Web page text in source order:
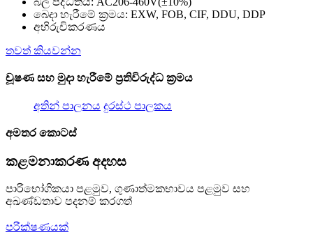
බෙදා හැරීමේ ක්‍රමය: EXW, FOB, CIF, DDU, DDP
අභිරුචිකරණය
තවත් කියවන්න
චූෂණ සහ මුදා හැරීමේ ප්‍රතිවිරුද්ධ ක්‍රමය
අතින් පාලනය දුරස්ථ පාලකය
අමතර කොටස්
කළමනාකරණ අදහස
පාරිභෝගිකයා පළමුව, ගුණාත්මකභාවය පළමුව සහ
අඛණ්ඩතාව පදනම් කරගත්
පරීක්ෂණයක්